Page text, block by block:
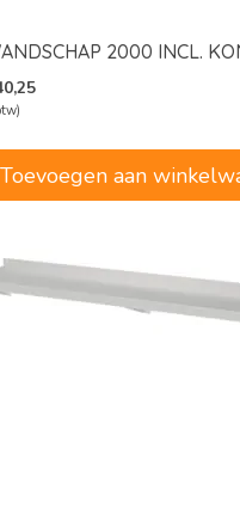
2000 INCL.
Huidige
Toevoegen aan